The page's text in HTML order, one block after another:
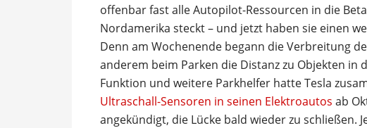
offenbar fast alle Autopilot-Ressourcen in die
Nordamerika steckt ­– und jetzt haben sie einen
Denn am Wochenende begann die Verbreitung
anderem beim Parken die Distanz zu Objekten in
Funktion und weitere Parkhelfer hatte Tesla
Ultraschall-Sensoren in seinen Elektroautos ab
angekündigt, die Lücke bald wieder zu schließen.